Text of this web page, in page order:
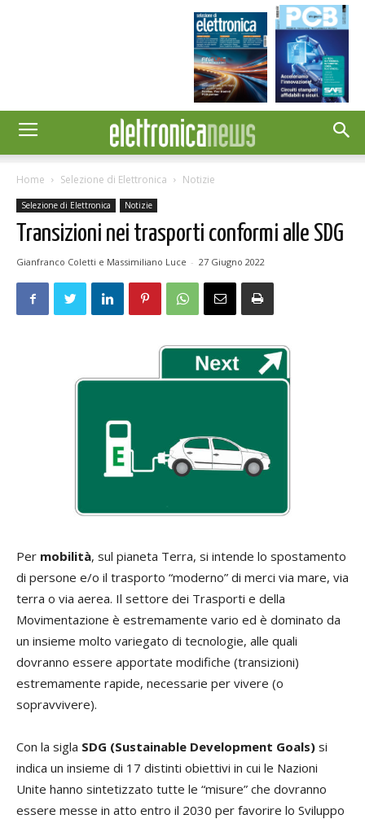
Home Selezione di Elettronica Notizie
Selezione di Elettronica Notizie
Transizioni nei trasporti conformi alle SDG
Gianfranco Coletti e Massimiliano Luce - 27 Giugno 2022
Per mobilità, sul pianeta Terra, si intende lo spostamento
di persone e/o il trasporto “moderno” di merci via mare, via
terra o via aerea. Il settore dei Trasporti e della
Movimentazione è estremamente vario ed è dominato da
un insieme molto variegato di tecnologie, alle quali
dovranno essere apportate modifiche (transizioni)
estremamente rapide, necessarie per vivere (o
sopravvivere).
Con la sigla SDG (Sustainable Development Goals) si
indica un insieme di 17 distinti obiettivi in cui le Nazioni
Unite hanno sintetizzato tutte le “misure” che dovranno
essere messe in atto entro il 2030 per favorire lo Sviluppo